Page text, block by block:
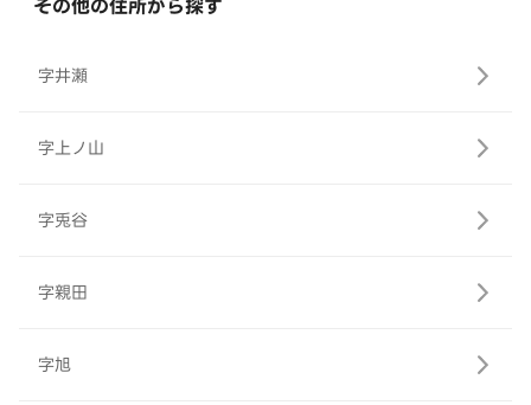
その他の住所から探す
字井瀬
字上ノ山
字兎谷
字親田
字旭